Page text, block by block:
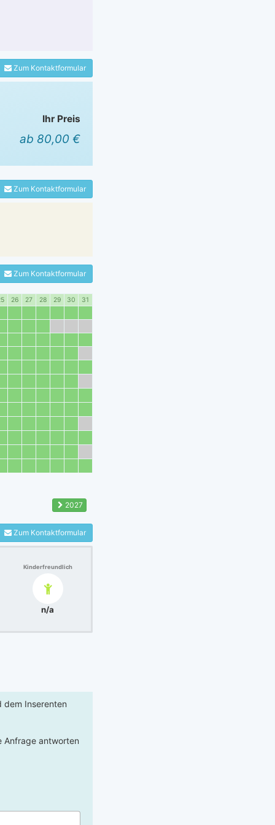
Zum Kontaktformular
Ihr Preis
ab 80,00 €
Zum Kontaktformular
Zum Kontaktformular
26 27 28 29 30
31
2027
Zum Kontaktformular
Kinderfreundlich
n/a
dem Inserenten
Anfrage antworten